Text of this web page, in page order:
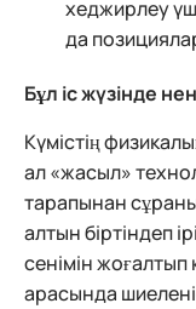
хеджирлеу
да
Бұл іс жүзінде
Күмістің
ал «жасыл»
тарапынан
алтын біртіндеп
сенімін
арасында